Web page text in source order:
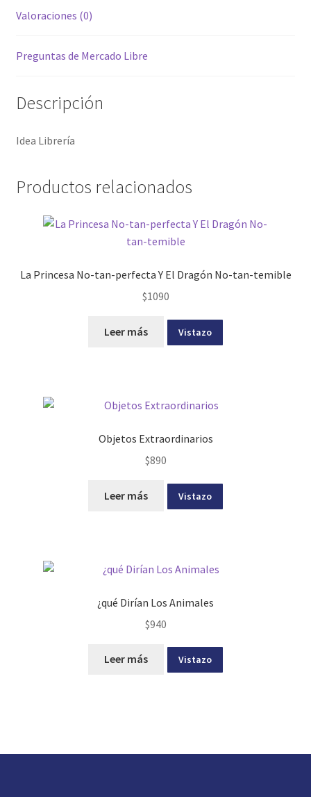
Valoraciones (0)
Preguntas de Mercado Libre
Descripción
Idea Librería
Productos relacionados
La Princesa No-tan-perfecta Y El Dragón No-tan-temible
$1090
Leer más Vistazo
Objetos Extraordinarios
$890
Leer más Vistazo
¿qué Dirían Los Animales
$940
Leer más Vistazo